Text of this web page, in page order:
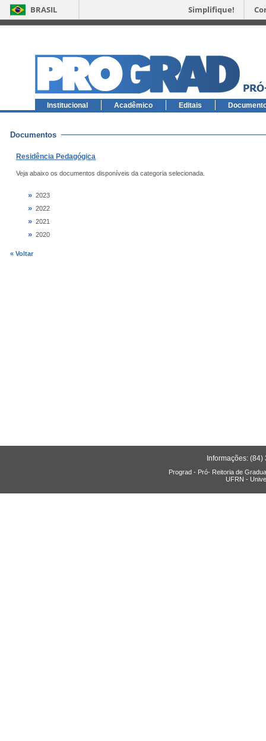
BRASIL Simplifique!
Institucional Acadêmico Editais
Documentos
Residência Pedagógica
Veja abaixo os documentos disponíveis da categoria selecionada.
» 2023
» 2022
» 2021
» 2020
« Voltar
Informações:
Prograd - Pró- Reitoria de
UFRN -